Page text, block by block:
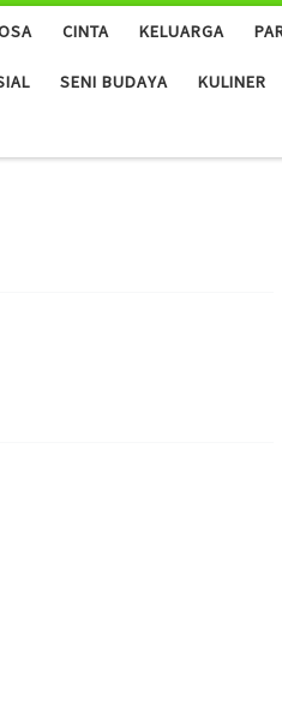
CINTA KELUARGA
SENI BUDAYA KULINER